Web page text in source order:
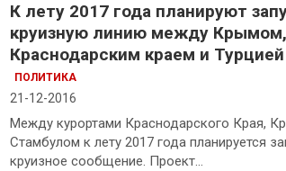
К лету 2017 года планируют
круизную линию между Крымом,
Краснодарским краем и Турцией
ПОЛИТИКА
21-12-2016
Между курортами Краснодарского Края,
Стамбулом к лету 2017 года планируется
круизное сообщение. Проект…